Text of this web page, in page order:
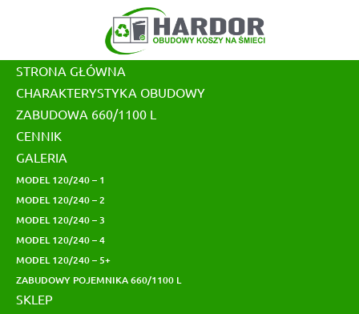
STRONA GŁÓWNA
CHARAKTERYSTYKA OBUDOWY
ZABUDOWA 660/1100 L
CENNIK
GALERIA
MODEL 120/240 – 1
MODEL 120/240 – 2
MODEL 120/240 – 3
MODEL 120/240 – 4
MODEL 120/240 – 5+
ZABUDOWY POJEMNIKA 660/1100 L
SKLEP